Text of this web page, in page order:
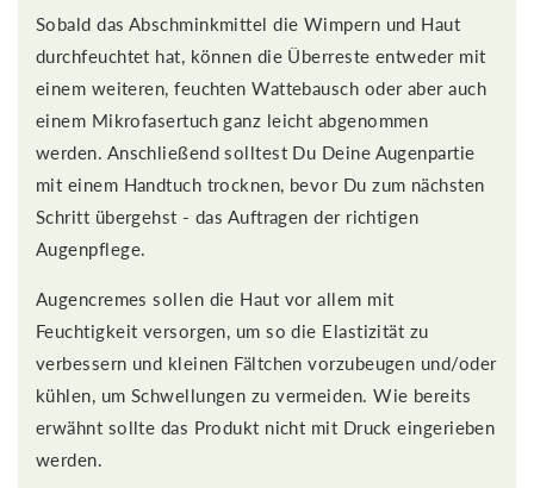
Sobald das Abschminkmittel die Wimpern und Haut
durchfeuchtet hat, können die Überreste entweder mit
einem weiteren, feuchten Wattebausch oder aber auch
einem Mikrofasertuch ganz leicht abgenommen
werden. Anschließend solltest Du Deine Augenpartie
mit einem Handtuch trocknen, bevor Du zum nächsten
Schritt übergehst - das Auftragen der richtigen
Augenpflege.
Augencremes sollen die Haut vor allem mit
Feuchtigkeit versorgen, um so die Elastizität zu
verbessern und kleinen Fältchen vorzubeugen und/oder
kühlen, um Schwellungen zu vermeiden. Wie bereits
erwähnt sollte das Produkt nicht mit Druck eingerieben
werden.